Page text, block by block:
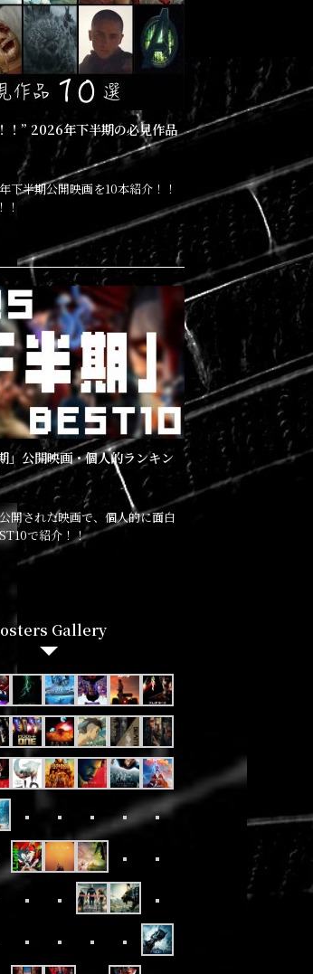
！” 2026年下半期の必見作品
下半期公開映画を10本紹介！！
！
」公開映画・個人的ランキン
開された映画で、個人的に面白
で紹介！！
Gallery